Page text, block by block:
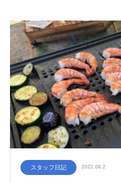
スタッフ日記 2022.08.2